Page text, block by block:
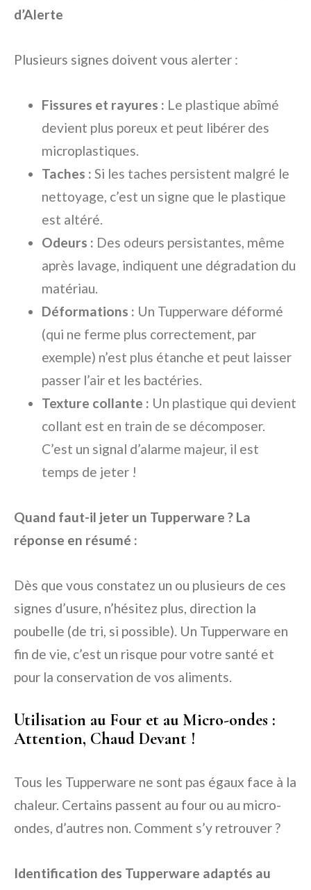
d’Alerte
Plusieurs signes doivent vous alerter :
Fissures et rayures : Le plastique abîmé
devient plus poreux et peut libérer des
microplastiques.
Taches : Si les taches persistent malgré le
nettoyage, c’est un signe que le plastique
est altéré.
Odeurs : Des odeurs persistantes, même
après lavage, indiquent une dégradation du
matériau.
Déformations : Un Tupperware déformé
(qui ne ferme plus correctement, par
exemple) n’est plus étanche et peut laisser
passer l’air et les bactéries.
Texture collante : Un plastique qui devient
collant est en train de se décomposer.
C’est un signal d’alarme majeur, il est
temps de jeter !
Quand faut-il jeter un Tupperware ? La
réponse en résumé :
Dès que vous constatez un ou plusieurs de ces
signes d’usure, n’hésitez plus, direction la
poubelle (de tri, si possible). Un Tupperware en
fin de vie, c’est un risque pour votre santé et
pour la conservation de vos aliments.
Utilisation au Four et au Micro-ondes :
Attention, Chaud Devant !
Tous les Tupperware ne sont pas égaux face à la
chaleur. Certains passent au four ou au micro-
ondes, d’autres non. Comment s’y retrouver ?
Identification des Tupperware adaptés au